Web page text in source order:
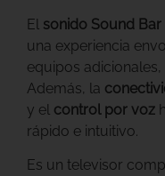
El sonido Sound
una experiencia
equipos adicionales,
Además, la
y el control por voz
rápido e intuitivo.
Es un televisor